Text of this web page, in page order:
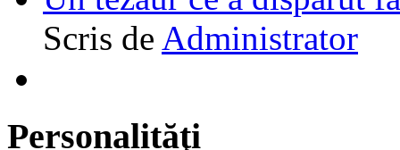
Scris de Administrator
Personalităţi